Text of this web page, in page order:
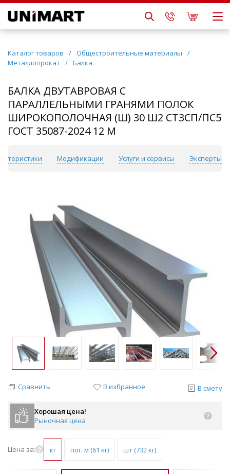
Каталог товаров / Общестроительные материалы
/
Металлопрокат / Балка
БАЛКА ДВУТАВРОВАЯ С
ПАРАЛЛЕЛЬНЫМИ ГРАНЯМИ ПОЛОК
ШИРОКОПОЛОЧНАЯ (Ш) 30 Ш2 СТ3СП/ПС5
ГОСТ 35087-2024 12 М
Модификации Услуги и сервисы Эксперты
Сравнить В избранное В смету
Хорошая цена!
Рыночная цена
Цена за: кг пог. м (61 кг) шт (732 кг)